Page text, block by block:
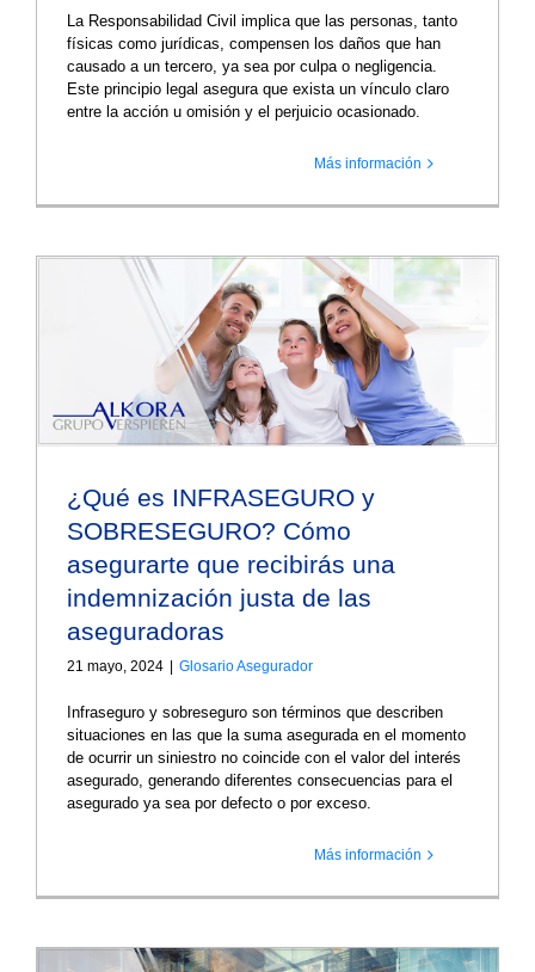
La Responsabilidad Civil implica que las personas, tanto
físicas como jurídicas, compensen los daños que han
causado a un tercero, ya sea por culpa o negligencia.
Este principio legal asegura que exista un vínculo claro
entre la acción u omisión y el perjuicio ocasionado.
Más información
¿Qué es INFRASEGURO y
SOBRESEGURO? Cómo
asegurarte que recibirás una
indemnización justa de las
aseguradoras
21 mayo, 2024 Glosario Asegurador
Infraseguro y sobreseguro son términos que describen
situaciones en las que la suma asegurada en el momento
de ocurrir un siniestro no coincide con el valor del interés
asegurado, generando diferentes consecuencias para el
asegurado ya sea por defecto o por exceso.
Más información